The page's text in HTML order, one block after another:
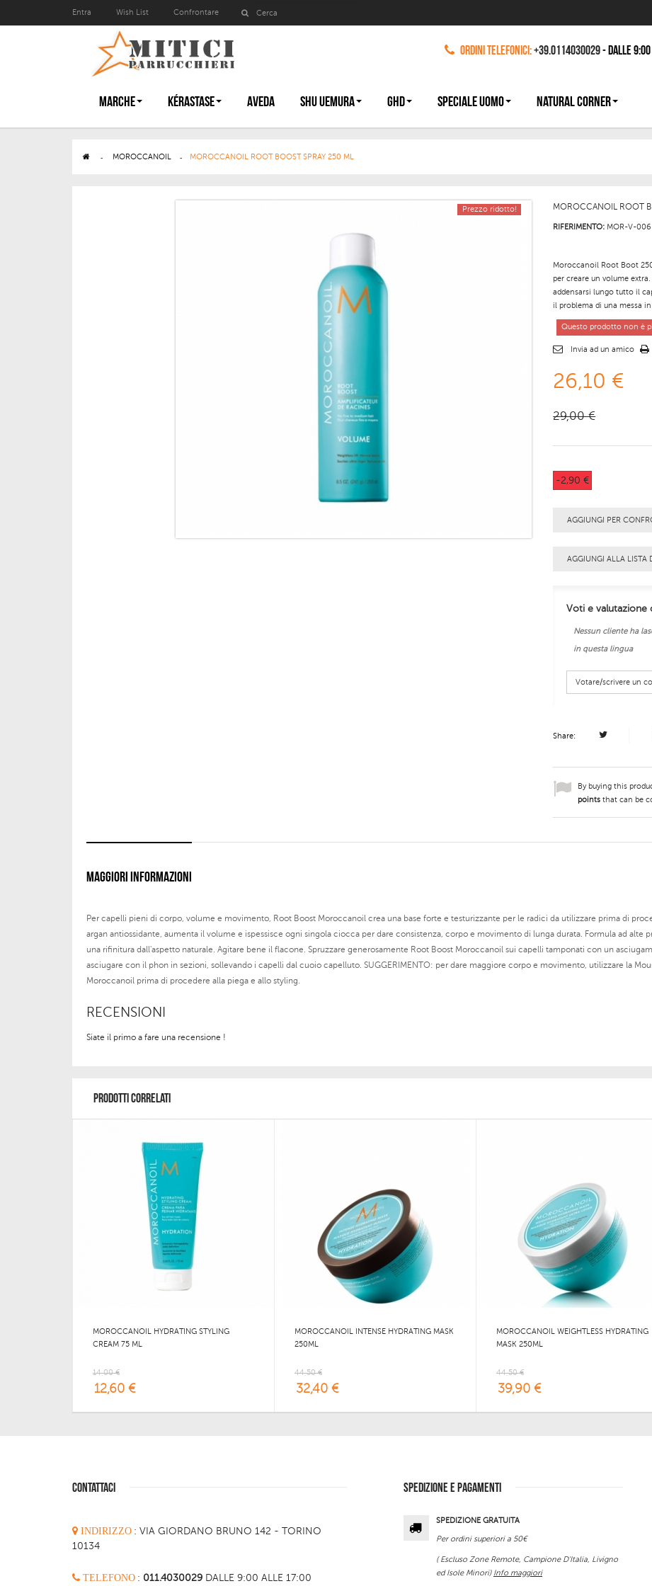
Entra Wish List Confrontare
Ordini Telefonici:+39.0114030029- dalle
MARCHE KÉRASTASE AVEDA SHU UEMURA GHD SPECIALE UOMO NATURAL CORNER
> MOROCCANOIL > MOROCCANOIL ROOT BOOST SPRAY 250 ML
Prezzo ridotto! MOROCCANOIL ROOT
RIFERIMENTO: MOR-V-006
Moroccanoil Root Boot
per creare un volume
addensarsi lungo tutto il
il problema di una messa
Questo prodotto non è
Invia ad un amico
26,10 €
29,00 €
-2,90 €
AGGIUNGI PER
AGGIUNGI ALLA LISTA
Voti e valutazione
Nessun cliente ha
in questa lingua
Votare/scrivere un
Share:
By buying this
points that can be
MAGGIORI INFORMAZIONI
Per capelli pieni di corpo, volume e movimento, Root Boost Moroccanoil crea una base forte e testurizzante per le radici da utilizzare prima di
argan antiossidante, aumenta il volume e ispessisce ogni singola ciocca per dare consistenza, corpo e movimento di lunga durata. Formula ad alte
una rifinitura dall'aspetto naturale. Agitare bene il flacone. Spruzzare generosamente Root Boost Moroccanoil sui capelli tamponati con un
asciugare con il phon in sezioni, sollevando i capelli dal cuoio capelluto. SUGGERIMENTO: per dare maggiore corpo e movimento, utilizzare la
Moroccanoil prima di procedere alla piega e allo styling.
RECENSIONI
Siate il primo a fare una recensione !
PRODOTTI CORRELATI
MOROCCANOIL HYDRATING STYLING
CREAM 75 ML
14,00 €
12,60 €
MOROCCANOIL INTENSE HYDRATING MASK
250ML
44,50 €
32,40 €
MOROCCANOIL WEIGHTLESS HYDRATING
MASK 250ML
44,50 €
39,90 €
CONTATTACI
INDIRIZZO : VIA GIORDANO BRUNO 142 - TORINO
10134
TELEFONO : 011.4030029 DALLE 9:00 ALLE 17:00
SPEDIZIONE E PAGAMENTI
SPEDIZIONE GRATUITA
Per ordini superiori a 50€
( Escluso Zone Remote, Campione D'Italia, Livigno
ed Isole Minori) Info maggiori